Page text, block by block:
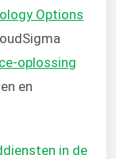
Options
oplossing
en
in de